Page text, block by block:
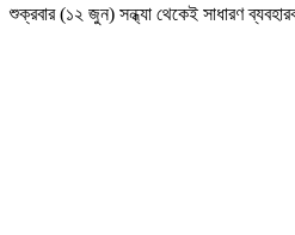
শুক্রবার (১২ জুন) সন্ধ্যা থেকেই সাধারণ